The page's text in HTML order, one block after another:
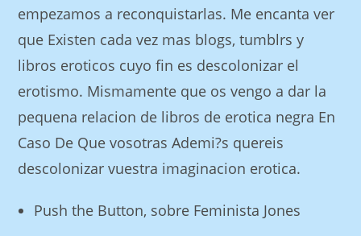
empezamos a reconquistarlas. Me encanta ver
que Existen cada vez mas blogs, tumblrs y
libros eroticos cuyo fin es descolonizar el
erotismo. Mismamente que os vengo a dar la
pequena relacion de libros de erotica negra En
Caso De Que vosotras Ademi?s quereis
descolonizar vuestra imaginacion erotica.
Push the Button, sobre Feminista Jones